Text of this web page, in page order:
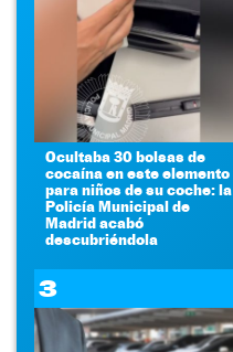
Ocultaba 30 bolsas de
cocaína en este elemento
para niños de su coche: la
Policía Municipal de
Madrid acabó
descubriéndola
3